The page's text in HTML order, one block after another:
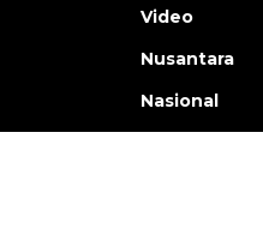
Video
Nusantara
Nasional